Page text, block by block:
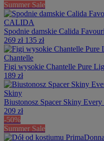
Summer Sale
CALIDA
Spodnie damskie Calida
269 zł 135 zł
Chantelle
Figi wysokie Chantelle Pure
189 zł
Skiny
Biustonosz Spacer Skiny
209 zł
-50%
Summer Sale